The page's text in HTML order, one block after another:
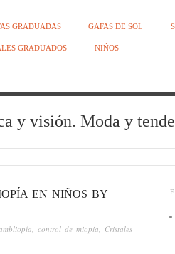
GRADUADAS GAFAS DE SOL
GRADUADOS NIÑOS
y visión. Moda y
EN NIÑOS BY
control de miopia
Cristales